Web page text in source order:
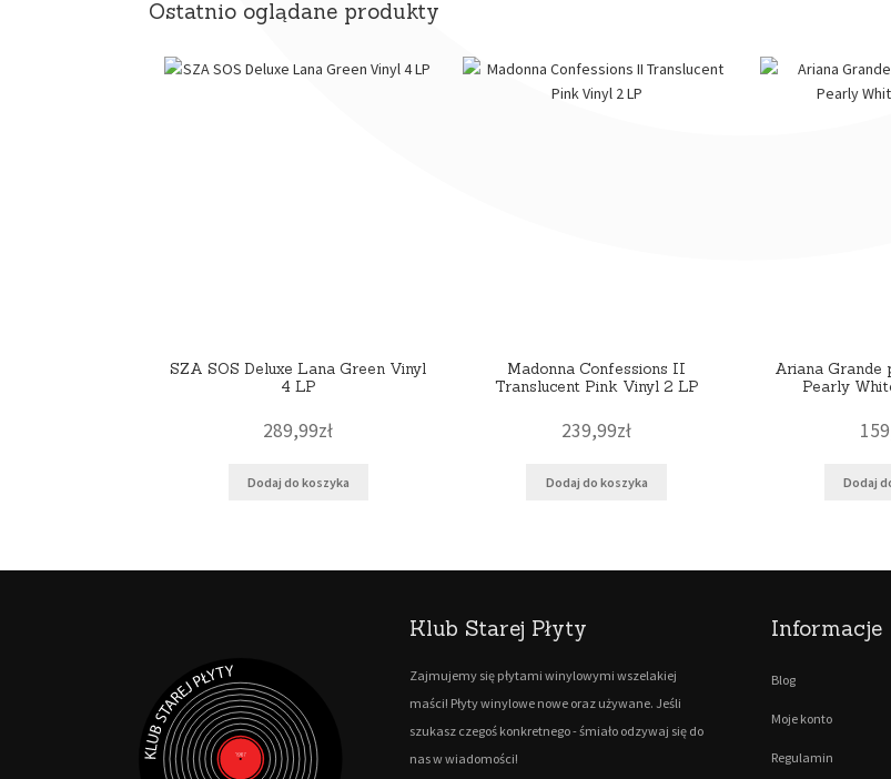
Ostatnio oglądane produkty
SZA SOS Deluxe Lana Green Vinyl
4 LP
289,99zł
Dodaj do koszyka
Madonna Confessions II
Translucent Pink Vinyl 2 LP
239,99zł
Dodaj do koszyka
Ariana Grande
Pearly
Dodaj
Klub Starej Płyty
Zajmujemy się płytami winylowymi wszelakiej
maści! Płyty winylowe nowe oraz używane. Jeśli
szukasz czegoś konkretnego - śmiało odzywaj się do
nas w wiadomości!
Informacje
Blog
Moje konto
Regulamin